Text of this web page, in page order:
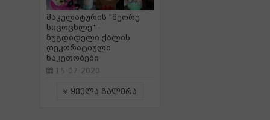
მაკულატურის "მეორე
სიცოცხლე" -
ზუგდიდელი ქალის
დეკორატიული
ნაკეთობები
15-07-2020
ყველა გალერა